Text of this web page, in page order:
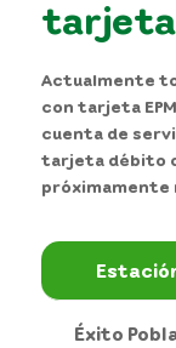
tarjeta
Actualmente
con tarjeta
cuenta de
tarjeta débito
próximamente
Éxito